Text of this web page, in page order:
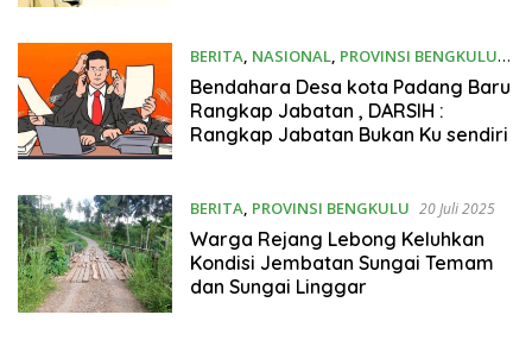
BERITA, NASIONAL, PROVINSI BENGKULU
28 Agustus 2025
Bendahara Desa kota Padang Baru
Rangkap Jabatan , DARSIH :
Rangkap Jabatan Bukan Ku sendiri
BERITA, PROVINSI BENGKULU 20 Juli 2025
Warga Rejang Lebong Keluhkan
Kondisi Jembatan Sungai Temam
dan Sungai Linggar